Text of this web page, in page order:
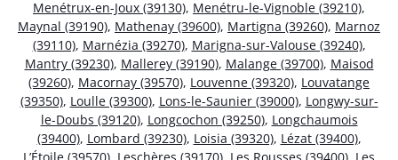
Menétrux-en-Joux (39130), Menétru-le-Vignoble (39210),
Maynal (39190), Mathenay (39600), Martigna (39260), Marnoz
(39110), Marnézia (39270), Marigna-sur-Valouse (39240),
Mantry (39230), Mallerey (39190), Malange (39700), Maisod
(39260), Macornay (39570), Louvenne (39320), Louvatange
(39350), Loulle (39300), Lons-le-Saunier (39000), Longwy-sur-
le-Doubs (39120), Longcochon (39250), Longchaumois
(39400), Lombard (39230), Loisia (39320), Lézat (39400),